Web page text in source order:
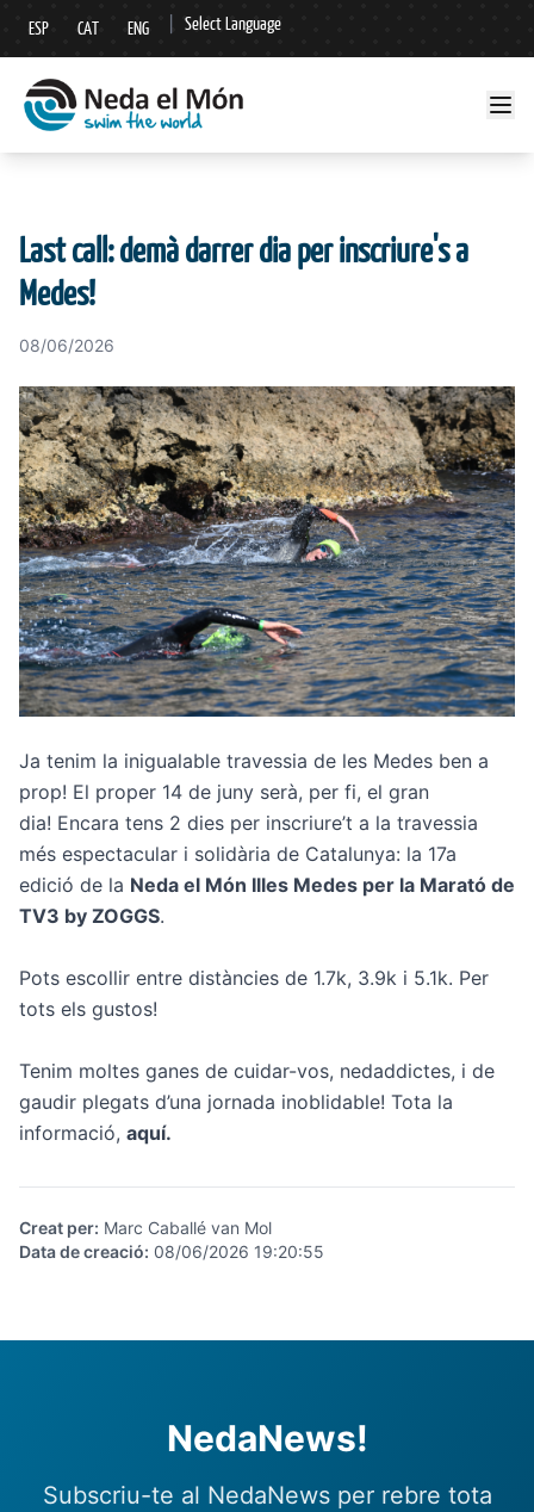
ESP CAT ENG Select Language
▼
Last call: demà darrer dia per inscriure's a
Medes!
08/06/2026
Ja tenim la inigualable travessia de les Medes ben a
prop! El proper 14 de juny serà, per fi, el gran
dia! Encara tens 2 dies per inscriure’t a la travessia
més espectacular i solidària de Catalunya: la 17a
edició de la Neda el Món Illes Medes per la Marató de
TV3 by ZOGGS.
Pots escollir entre distàncies de 1.7k, 3.9k i 5.1k. Per
tots els gustos!
Tenim moltes ganes de cuidar-vos, nedaddictes, i de
gaudir plegats d’una jornada inoblidable! Tota la
informació, aquí.
Creat per: Marc Caballé van Mol
Data de creació: 08/06/2026 19:20:55
NedaNews!
Subscriu-te al NedaNews per rebre tota